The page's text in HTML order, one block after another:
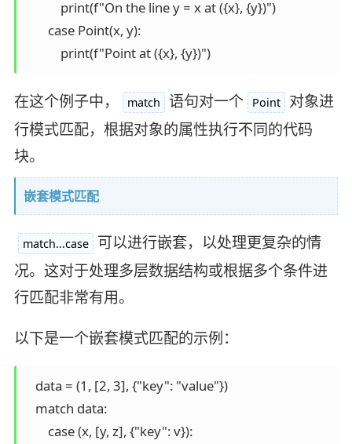
           print(f"On the line y = x at ({x}, {y})")
       case Point(x, y):
           print(f"Point at ({x}, {y})")
在这个例子中， match 语句对一个 Point
对象进
行模式匹配，根据对象的属性执行不同的代码
块。
嵌套模式匹配
match...case
可以进行嵌套，以处理更复杂的情
况。这对于处理多层数据结构或根据多个条件进
行匹配非常有用。
以下是一个嵌套模式匹配的示例：
   data = (1, [2, 3], {"key": "value"})
   match data:
       case (x, [y, z], {"key": v}):